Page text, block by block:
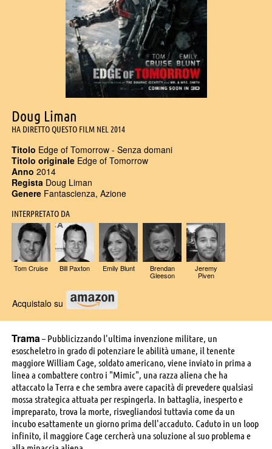
Doug Liman
HA DIRETTO QUESTO FILM NEL 2014
Titolo Edge of Tomorrow - Senza domani
Titolo originale Edge of Tomorrow
Anno 2014
Regista Doug Liman
Genere Fantascienza, Azione
INTERPRETATO DA
Tom Cruise Bill Paxton Emily Blunt Brendan
Gleeson
Jeremy
Piven
Acquistalo su
Trama– Pubblicizzando l'ultima invenzione militare, un
esoscheletro in grado di potenziare le abilità umane, il tenente
maggiore William Cage, soldato americano, viene inviato in prima a
linea a combattere contro i "Mimic", una razza aliena che ha
attaccato la Terra e che sembra avere capacità di prevedere qualsiasi
mossa strategica attuata per respingerla. In battaglia, inesperto e
impreparato, trova la morte, risvegliandosi tuttavia come da un
incubo esattamente un giorno prima dell'accaduto. Caduto in un loop
infinito, il maggiore Cage cercherà una soluzione al suo problema e